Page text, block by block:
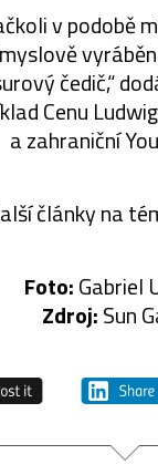
v
čedič,“
Cenu
a zahraniční
články na
Foto:Gabriel
Zdroj:Sun